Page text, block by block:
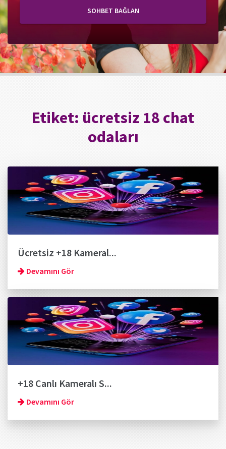
SOHBET BAĞLAN
Etiket: ücretsiz 18 chat
odaları
Ücretsiz +18 Kameral...
Devamını Gör
+18 Canlı Kameralı S...
Devamını Gör